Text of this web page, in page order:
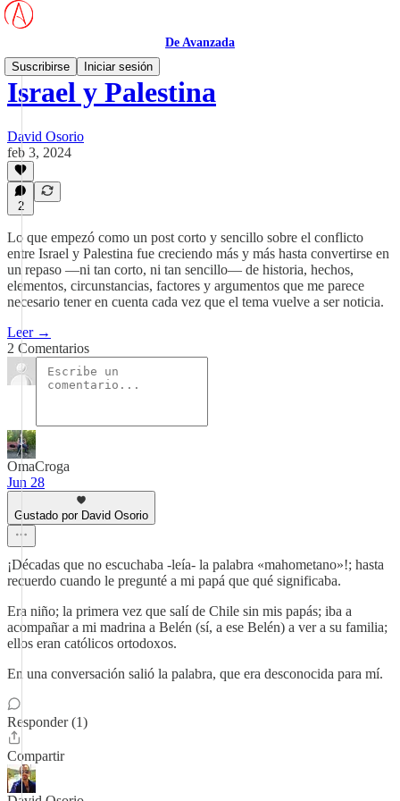
De Avanzada
Suscribirse
Iniciar sesión
Israel y Palestina
David Osorio
feb 3, 2024
2
Lo que empezó como un post corto y sencillo sobre el conflicto
entre Israel y Palestina fue creciendo más y más hasta convertirse en
un repaso —ni tan corto, ni tan sencillo— de historia, hechos,
elementos, circunstancias, factores y argumentos que me parece
necesario tener en cuenta cada vez que el tema vuelve a ser noticia.
Leer →
2 Comentarios
OmaCroga
Jun 28
Gustado por David Osorio
¡Décadas que no escuchaba -leía- la palabra «mahometano»!; hasta
recuerdo cuando le pregunté a mi papá que qué significaba.
Era niño; la primera vez que salí de Chile sin mis papás; iba a
acompañar a mi madrina a Belén (sí, a ese Belén) a ver a su familia;
ellos eran católicos ortodoxos.
En una conversación salió la palabra, que era desconocida para mí.
Responder (1)
Compartir